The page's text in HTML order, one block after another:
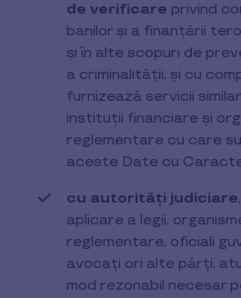
de verificare privind
banilor și a finanțării
și în alte scopuri de
a criminalității, și cu
furnizează servicii
instituții financiare și
reglementare cu care
aceste Date cu
cu autorități judiciare
aplicare a legii,
reglementare, oficiali
avocați ori alte părți,
mod rezonabil necesar